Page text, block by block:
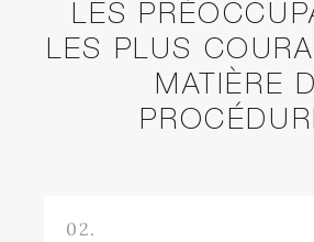
LES
LES PLUS
MATIÈRE
02.